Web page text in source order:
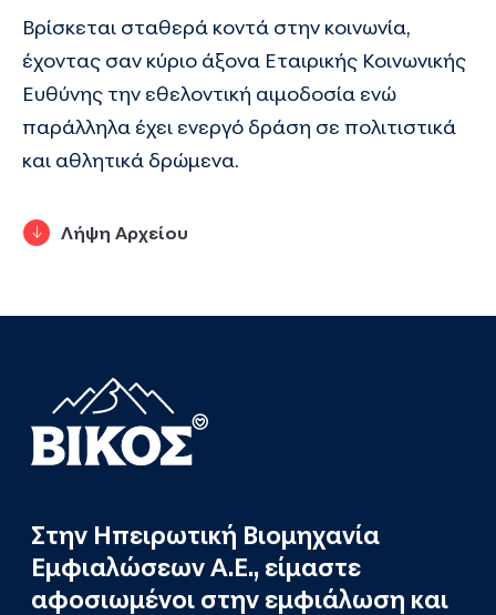
Βρίσκεται σταθερά κοντά στην κοινωνία,
έχοντας σαν κύριο άξονα Εταιρικής Κοινωνικής
Ευθύνης την εθελοντική αιμοδοσία ενώ
παράλληλα έχει ενεργό δράση σε πολιτιστικά
και αθλητικά δρώμενα.
Λήψη Αρχείου
Στην Ηπειρωτική Βιομηχανία
Εμφιαλώσεων Α.Ε., είμαστε
αφοσιωμένοι στην εμφιάλωση και